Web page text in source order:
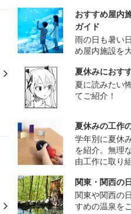
おすすめ屋内
ガイド
雨の日も暑い
め屋内施設を
夏休みにおす
夏に読みたい
てご紹介！
夏休みの工作
学年別に夏休
を紹介。無理
由工作に取り
関東・関西の
関東や関西の
すめの温泉を